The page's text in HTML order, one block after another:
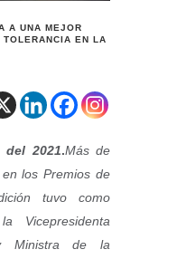
A UNA MEJOR
EN LA
del 2021.Más de
los Premios de
tuvo como
Vicepresidenta
Ministra de la